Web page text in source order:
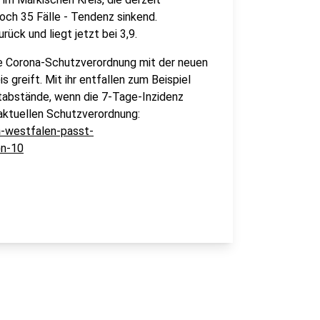
35 Fälle - Tendenz sinkend.
und liegt jetzt bei 3,9.
Schutzverordnung mit der neuen
greift. Mit ihr entfallen zum Beispiel
wenn die 7-Tage-Inzidenz
Schutzverordnung:
westfalen-passt-
10